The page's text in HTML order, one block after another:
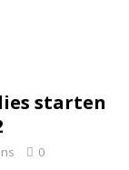
starten
0